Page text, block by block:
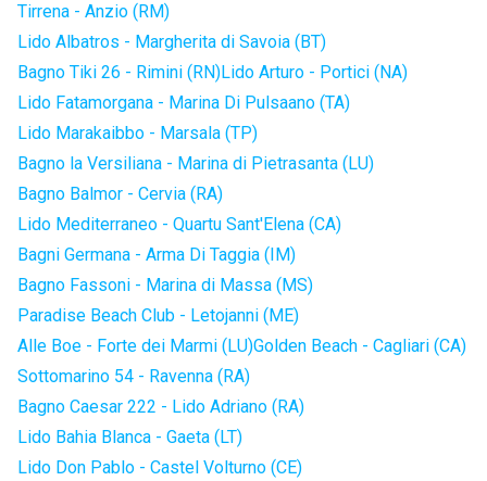
Tirrena - Anzio (RM)
Lido Albatros - Margherita di Savoia (BT)
Bagno Tiki 26 - Rimini (RN)Lido Arturo - Portici (NA)
Lido Fatamorgana - Marina Di Pulsaano (TA)
Lido Marakaibbo - Marsala (TP)
Bagno la Versiliana - Marina di Pietrasanta (LU)
Bagno Balmor - Cervia (RA)
Lido Mediterraneo - Quartu Sant'Elena (CA)
Bagni Germana - Arma Di Taggia (IM)
Bagno Fassoni - Marina di Massa (MS)
Paradise Beach Club - Letojanni (ME)
Alle Boe - Forte dei Marmi (LU)Golden Beach - Cagliari (CA)
Sottomarino 54 - Ravenna (RA)
Bagno Caesar 222 - Lido Adriano (RA)
Lido Bahia Blanca - Gaeta (LT)
Lido Don Pablo - Castel Volturno (CE)